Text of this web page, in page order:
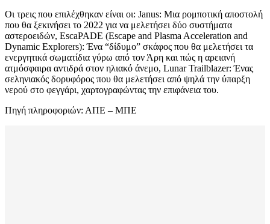
Οι τρεις που επιλέχθηκαν είναι οι: Janus: Μια ρομποτική αποστολή
που θα ξεκινήσει το 2022 για να μελετήσει δύο συστήματα
αστεροειδών, EscaPADE (Escape and Plasma Acceleration and
Dynamic Explorers): Ένα “δίδυμο” σκάφος που θα μελετήσει τα
ενεργητικά σωματίδια γύρω από τον Άρη και πώς η αρειανή
ατμόσφαιρα αντιδρά στον ηλιακό άνεμο, Lunar Trailblazer: Ένας
σεληνιακός δορυφόρος που θα μελετήσει από ψηλά την ύπαρξη
νερού στο φεγγάρι, χαρτογραφώντας την επιφάνεια του.
Πηγή πληροφοριών: ΑΠΕ – ΜΠΕ